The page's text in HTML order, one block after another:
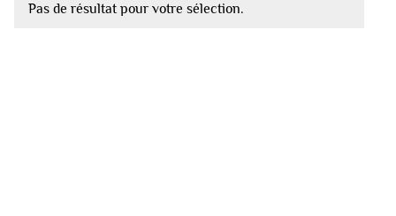
Pas de résultat pour votre sélection.